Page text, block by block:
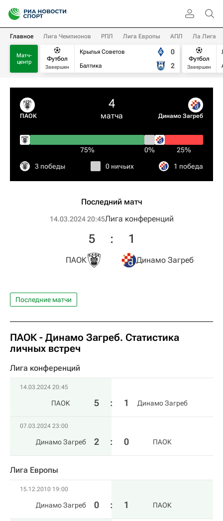
Главное Лига Чемпионов РПЛ Лига Европы АПЛ Ла Лига
Матч-
центр
Футбол
Завершен
Крылья Советов
Балтика
0
2
Футбол
Завершен
ПАОК
4
матча Динамо Загреб
75% 0% 25%
3 победы 0 ничьих 1 победа
Последний матч
14.03.2024 20:45Лига конференций
ПАОК
5 : 1
Динамо Загреб
Последние матчи
ПАОК - Динамо Загреб. Статистика
личных встреч
Лига конференций
14.03.2024 20:45
ПАОК 5 : 1 Динамо Загреб
07.03.2024 23:00
Динамо Загреб 2 : 0 ПАОК
Лига Европы
15.12.2010 19:00
Динамо Загреб 0 : 1 ПАОК